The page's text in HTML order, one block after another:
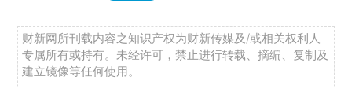
财新网所刊载内容之知识产权为财新传媒及/或相关权利人
专属所有或持有。未经许可，禁止进行转载、摘编、复制及
建立镜像等任何使用。